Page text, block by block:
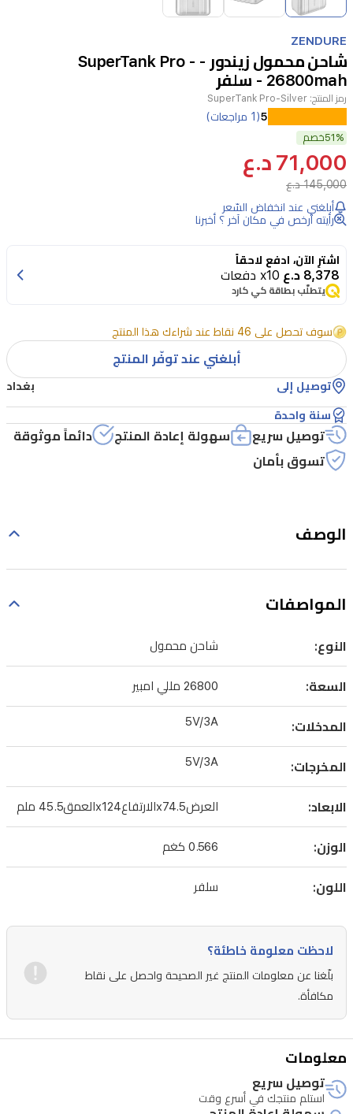
1
of
3
ZENDURE
شاحن محمول زيندور - SuperTank Pro -
26800mah - سلفر
رمز المنتج: SuperTank Pro-Silver
5(1 مراجعات)
51%خصم
71,000 د.ع
145,000 د.ع
أبلغني عند انخفاض السّعر
رأيته أرخص في مكان آخر ؟ أخبرنا
اشترِ الآن، ادفع لاحقاً
8,378 د.ع x10 دفعات
يتطلّب بطاقة كي كارد
سوف تحصل على 46 نقاط عند شراءك هذا المنتج
أبلغني عند توفّر المنتج
توصيل إلى بغداد
سنة واحدة
توصيل سريع سهولة إعادة المنتج
دائماً موثوقة
تسوق بأمان
الوصف
المواصفات
النوع: شاحن محمول
السعة: 26800 مللي امبير
المدخلات: 5V/3A
المخرجات: 5V/3A
الابعاد: العرضx74.5الارتفاعx124العمق45.5 ملم
الوزن: 0.566 كغم
اللون: سلفر
لاحظت معلومة خاطئة؟
بلّغنا عن معلومات المنتج غير الصحيحة واحصل على نقاط
مكافأة.
معلومات
توصيل سريع
استلم منتجك في أسرع وقت